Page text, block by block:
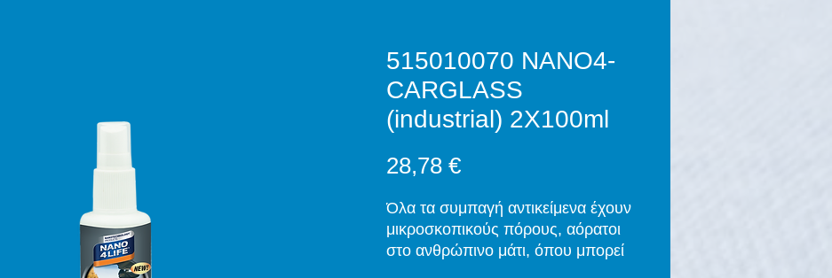
515010070 NANO4-
CARGLASS
(industrial) 2X100ml
28,78 €Τιμή
Όλα τα συμπαγή αντικείμενα έχουν
μικροσκοπικούς πόρους, αόρατοι
στο ανθρώπινο μάτι, όπου μπορεί